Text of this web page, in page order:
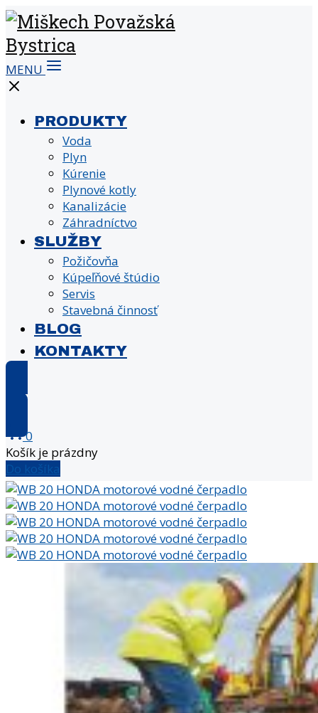
MENU
PRODUKTY
Voda
Plyn
Kúrenie
Plynové kotly
Kanalizácie
Záhradníctvo
SLUŽBY
Požičovňa
Kúpeľňové štúdio
Servis
Stavebná činnosť
BLOG
KONTAKTY
E-shop
0
Košík je prázdny
Do košíka